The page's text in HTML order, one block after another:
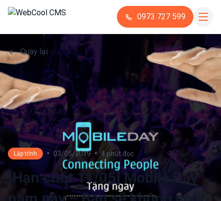
0973 727 599
Quay lại
Lập trình • 03/05/2019 • 4 phút đọc
[Hạn chót 11/05] Mobile Day